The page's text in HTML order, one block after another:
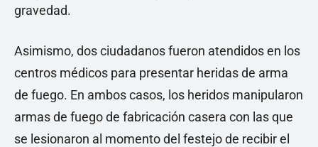
gravedad.
Asimismo, dos ciudadanos fueron atendidos en los
centros médicos para presentar heridas de arma
de fuego. En ambos casos, los heridos manipularon
armas de fuego de fabricación casera con las que
se lesionaron al momento del festejo de recibir el